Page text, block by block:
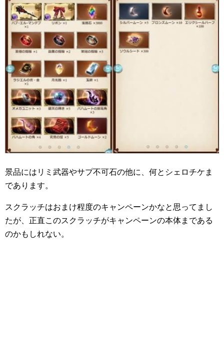
景品にはリミ武器やサプ不可石の他に、何とシェロチケま
であります。
スクラッチはおまけ程度のキャンペーンかなと思ってまし
たが、正直このスクラッチがキャンペーンの本体まである
のかもしれない。